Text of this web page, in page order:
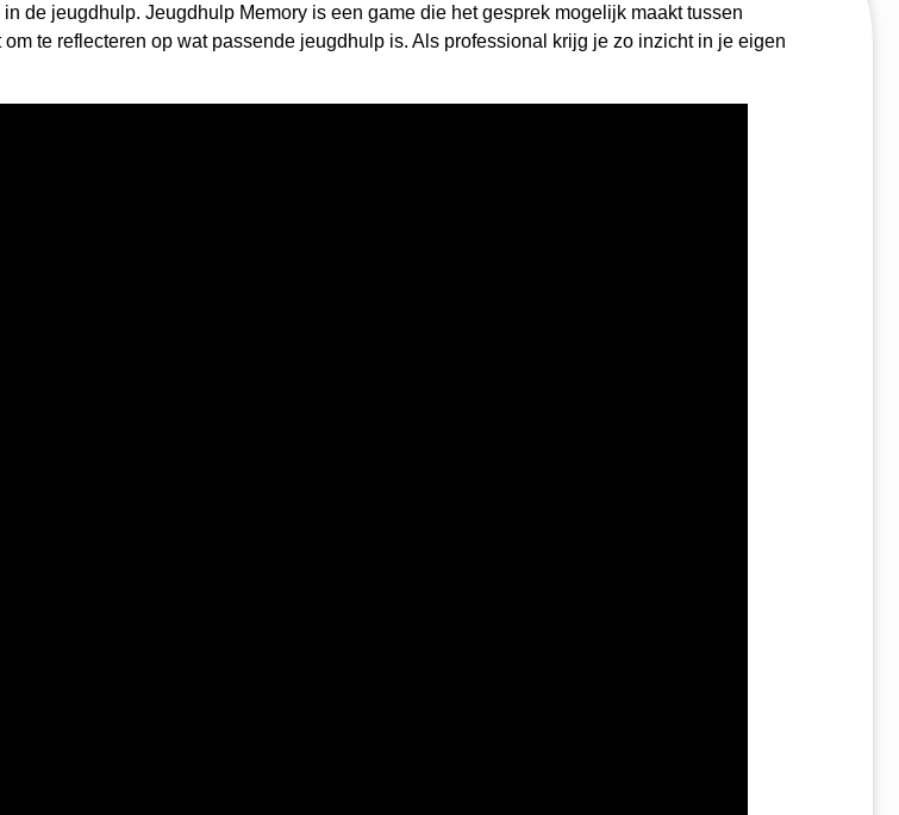
de jeugdhulp. Jeugdhulp Memory is een game die het gesprek mogelijk maakt tussen
te reflecteren op wat passende jeugdhulp is. Als professional krijg je zo inzicht in je eigen